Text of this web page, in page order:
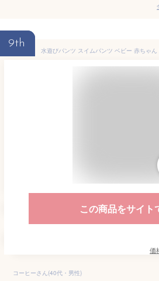
9th
この商品をサイト
価
コーヒーさん(40代・男性)